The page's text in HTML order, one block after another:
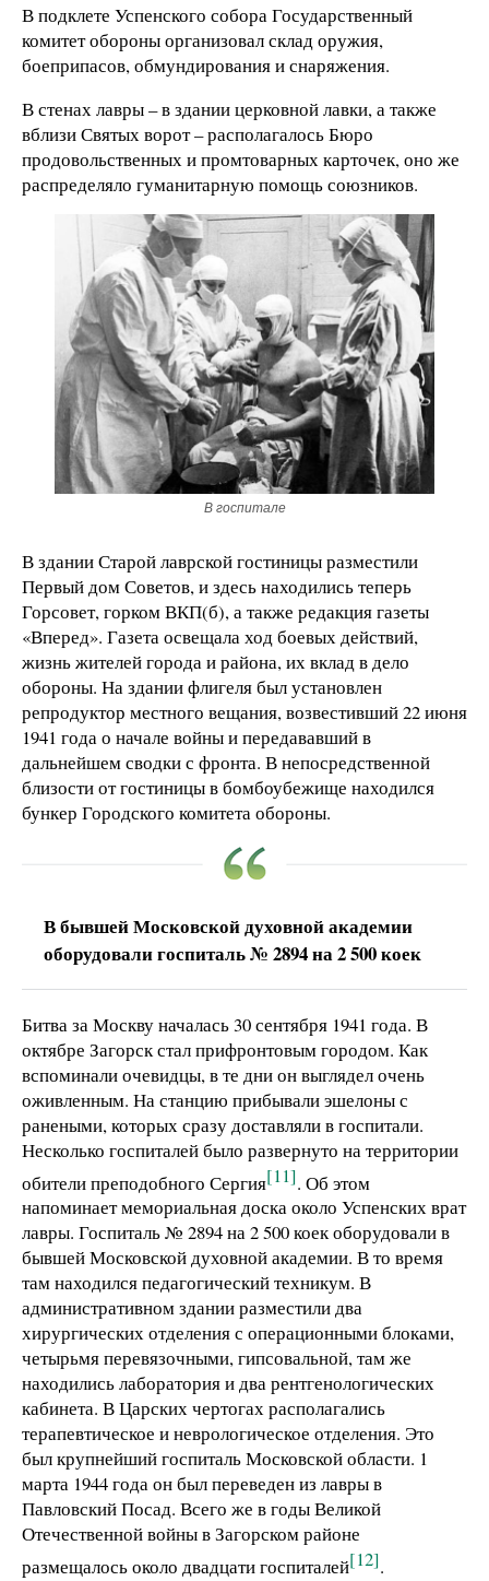
В подклете Успенского собора Государственный
комитет обороны организовал склад оружия,
боеприпасов, обмундирования и снаряжения.
В стенах лавры – в здании церковной лавки, а также
вблизи Святых ворот – располагалось Бюро
продовольственных и промтоварных карточек, оно же
распределяло гуманитарную помощь союзников.
В госпитале
В здании Старой лаврской гостиницы разместили
Первый дом Советов, и здесь находились теперь
Горсовет, горком ВКП(б), а также редакция газеты
«Вперед». Газета освещала ход боевых действий,
жизнь жителей города и района, их вклад в дело
обороны. На здании флигеля был установлен
репродуктор местного вещания, возвестивший 22 июня
1941 года о начале войны и передававший в
дальнейшем сводки с фронта. В непосредственной
близости от гостиницы в бомбоубежище находился
бункер Городского комитета обороны.
В бывшей Московской духовной академии
оборудовали госпиталь № 2894 на 2 500 коек
Битва за Москву началась 30 сентября 1941 года. В
октябре Загорск стал прифронтовым городом. Как
вспоминали очевидцы, в те дни он выглядел очень
оживленным. На станцию прибывали эшелоны с
ранеными, которых сразу доставляли в госпитали.
Несколько госпиталей было развернуто на территории
обители преподобного Сергия[11]. Об этом
напоминает мемориальная доска около Успенских врат
лавры. Госпиталь № 2894 на 2 500 коек оборудовали в
бывшей Московской духовной академии. В то время
там находился педагогический техникум. В
административном здании разместили два
хирургических отделения с операционными блоками,
четырьмя перевязочными, гипсовальной, там же
находились лаборатория и два рентгенологических
кабинета. В Царских чертогах располагались
терапевтическое и неврологическое отделения. Это
был крупнейший госпиталь Московской области. 1
марта 1944 года он был переведен из лавры в
Павловский Посад. Всего же в годы Великой
Отечественной войны в Загорском районе
размещалось около двадцати госпиталей[12].